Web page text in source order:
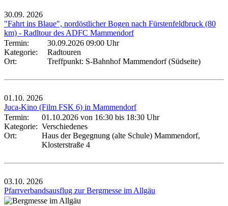
30.09. 2026
"Fahrt ins Blaue", nordöstlicher Bogen nach Fürstenfeldbruck (80
km) - Radltour des ADFC Mammendorf
Termin:
30.09.2026 09:00 Uhr
Kategorie:
Radtouren
Ort:
Treffpunkt: S-Bahnhof Mammendorf (Südseite)
01.10. 2026
Juca-Kino (Film FSK 6) in Mammendorf
Termin:
01.10.2026 von 16:30 bis 18:30 Uhr
Kategorie: Verschiedenes
Ort:
Haus der Begegnung (alte Schule) Mammendorf,
Klosterstraße 4
03.10. 2026
Pfarrverbandsausflug zur Bergmesse im Allgäu